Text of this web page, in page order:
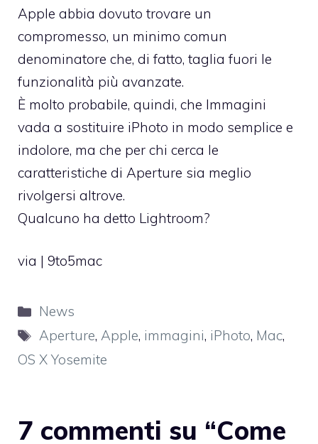
Apple abbia dovuto trovare un
compromesso, un minimo comun
denominatore che, di fatto, taglia fuori le
funzionalità più avanzate.
È molto probabile, quindi, che Immagini
vada a sostituire iPhoto in modo semplice e
indolore, ma che per chi cerca le
caratteristiche di Aperture sia meglio
rivolgersi altrove.
Qualcuno ha detto Lightroom?
via | 9to5mac
Categorie
News
Tag
Aperture,Apple, immagini, iPhoto, Mac,
OS X Yosemite
7 commenti su “Come